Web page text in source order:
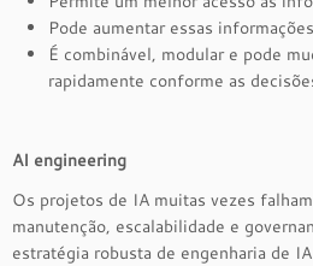
Pode aumentar essas
É combinável, modular e pode
rapidamente conforme as
AI engineering
Os projetos de IA muitas vezes
manutenção, escalabilidade e
estratégia robusta de engenharia de